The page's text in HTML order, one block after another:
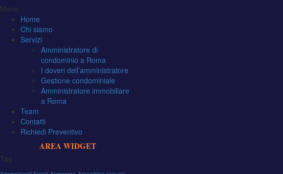
Menu
Home
Chi siamo
Servizi
Amministratore di
condominio a Roma
I doveri dell’amministratore
Gestione condominiale
Amministratore immobiliare
a Roma
Team
Contatti
Richiedi Preventivo
AREA WIDGET
Tag